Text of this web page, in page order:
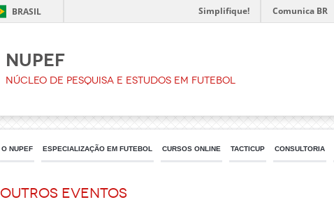
BRASIL Simplifique! Comunica BR
NUPEF
Núcleo de Pesquisa e Estudos em Futebol
O NUPEF ESPECIALIZAÇÃO EM FUTEBOL CURSOS ONLINE TACTICUP CONSULTORIA
Outros eventos